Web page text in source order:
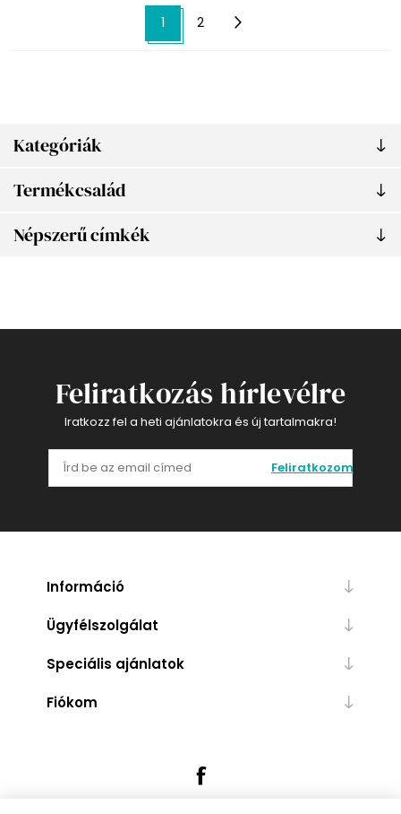
Kategóriák
Termékcsalád
Népszerű címkék
1 2
Feliratkozás hírlevélre
Iratkozz fel a heti ajánlatokra és új tartalmakra!
Feliratkozom
Információ
Ügyfélszolgálat
Speciális ajánlatok
Fiókom